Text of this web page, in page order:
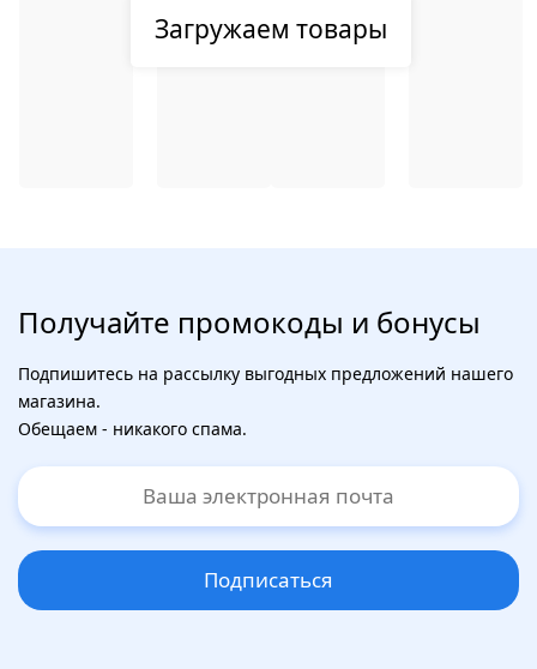
Загружаем товары
Получайте промокоды и бонусы
Подпишитесь на рассылку выгодных предложений нашего
магазина.
Обещаем - никакого спама.
Подписаться